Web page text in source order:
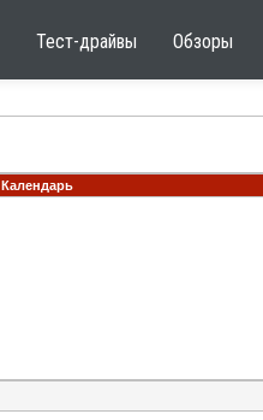
Тест-драйвы Обзоры
Календарь